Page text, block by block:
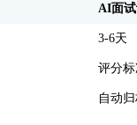
AI面
3-6天
评分
自动